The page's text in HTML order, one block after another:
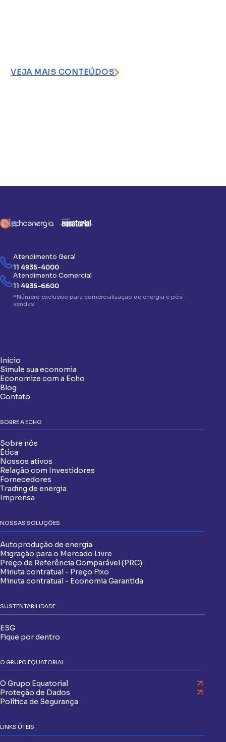
VEJA MAIS CONTEÚDOS
Atendimento Geral
11 4935-4000
Atendimento Comercial
11 4935-6600
*Número exclusivo para comercialização de energia e pós-
vendas
Início
Simule sua economia
Economize com a Echo
Blog
Contato
SOBRE A ECHO
Sobre nós
Ética
Nossos ativos
Relação com Investidores
Fornecedores
Trading de energia
Imprensa
NOSSAS SOLUÇÕES
Autoprodução de energia
Migração para o Mercado Livre
Preço de Referência Comparável (PRC)
Minuta contratual - Preço Fixo
Minuta contratual - Economia Garantida
SUSTENTABILIDADE
ESG
Fique por dentro
O GRUPO EQUATORIAL
O Grupo Equatorial
Proteção de Dados
Política de Segurança
LINKS ÚTEIS